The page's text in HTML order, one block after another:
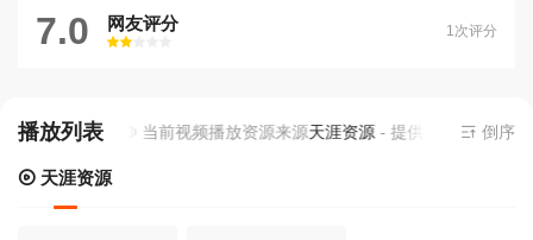
7.0 网友评分
很差
较差还行推荐力荐
1次评分
播放列表 当前视频播放资源来源天涯资源- 提供为您免费在线
倒序
天涯资源